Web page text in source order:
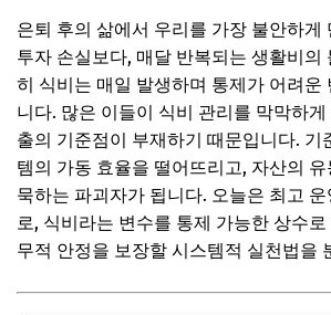
은퇴 후의 삶에서 우리를 가장 불안하게
투자 손실보다, 매달 반복되는 생활비의
히 식비는 매일 발생하며 통제가 어려운
니다. 많은 이들이 식비 관리를 막막하
출의 기준점이 부재하기 때문입니다. 기
템의 가동 효율을 떨어뜨리고, 자산의
묵하는 파괴자가 됩니다. 오늘은 최고
로, 식비라는 변수를 통제 가능한 상수
무적 안정을 보장할 시스템적 실천법을